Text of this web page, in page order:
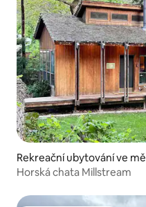
Rekreační ubytování ve
Horská chata Millstream